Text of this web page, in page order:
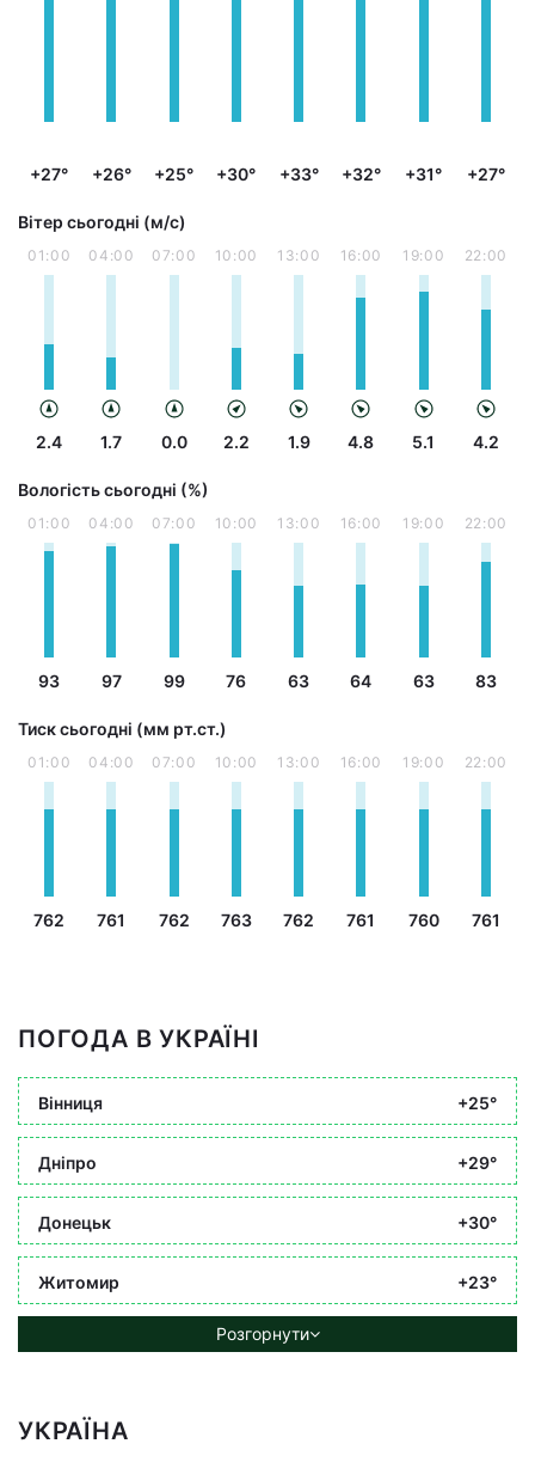
+27° +26° +25° +30° +33° +32° +31° +27°
Вітер сьогодні (м/с)
01:00
2.4
04:00
1.7
07:00
0.0
10:00
2.2
13:00
1.9
16:00
4.8
19:00
5.1
22:00
4.2
Вологість сьогодні (%)
01:00
93
04:00
97
07:00
99
10:00
76
13:00
63
16:00
64
19:00
63
22:00
83
Тиск сьогодні (мм рт.ст.)
01:00
762
04:00
761
07:00
762
10:00
763
13:00
762
16:00
761
19:00
760
22:00
761
ПОГОДА В УКРАЇНІ
Вінниця +25°
Дніпро +29°
Донецьк +30°
Житомир +23°
Розгорнути
УКРАЇНА